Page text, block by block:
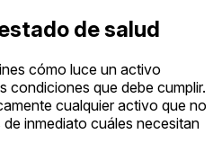
de salud
cómo luce un activo
condiciones que debe cumplir.
cualquier activo que no
inmediato cuáles necesitan